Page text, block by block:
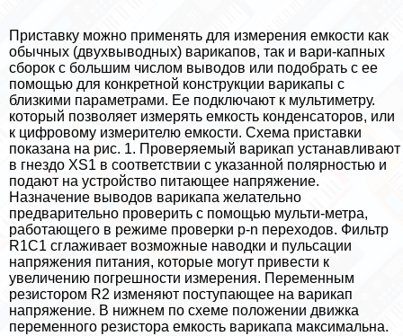
Приставку можно применять для измерения емкости как
обычных (двухвыводных) варикапов, так и вари-капных
сборок с большим числом выводов или подобрать с ее
помощью для конкретной конструкции варикапы с
близкими параметрами. Ее подключают к мультиметру.
который позволяет измерять емкость конденсаторов, или
к цифровому измерителю емкости. Схема приставки
показана на рис. 1. Проверяемый варикап устанавливают
в гнездо XS1 в соответствии с указанной полярностью и
подают на устройство питающее напряжение.
Назначение выводов варикапа желательно
предварительно проверить с помощью мульти-метра,
работающего в режиме проверки р-n переходов. Фильтр
R1C1 сглаживает возможные наводки и пульсации
напряжения питания, которые могут привести к
увеличению погрешности измерения. Переменным
резистором R2 изменяют поступающее на варикап
напряжение. В нижнем по схеме положении движка
переменного резистора емкость варикапа максимальна.